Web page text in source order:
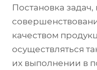
Постановка
качеством
осуществляться
их выполнении в